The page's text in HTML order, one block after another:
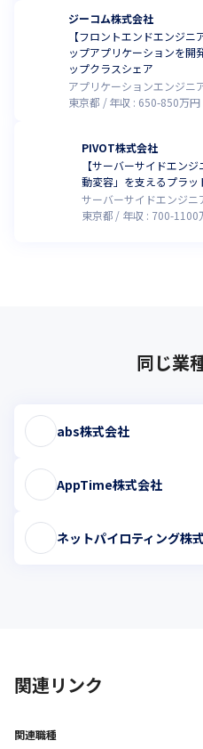
ジーコム株式会社
【フロントエンドエンジ
ップアプリケーションを開
ップクラスシェア
アプリケーションエンジニ
東京都
年収 : 650-850万円
PIVOT株式会社
【サーバーサイドエン
動変容」を支えるプラッ
サーバーサイドエンジニ
東京都
年収 : 700-1100
同じ業
abs株式会社
AppTime株式会社
ネットパイロティング株
関連リンク
関連職種